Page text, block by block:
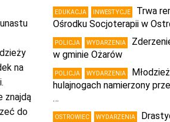
na
znajdą
do
EDUKACJA INWESTYCJE
Trwa
Ośrodku Socjoterapii w
POLICJA WYDARZENIA
w gminie Ożarów
POLICJA WYDARZENIA
hulajnogach namierzony
…
OSTROWIEC WYDARZENIA